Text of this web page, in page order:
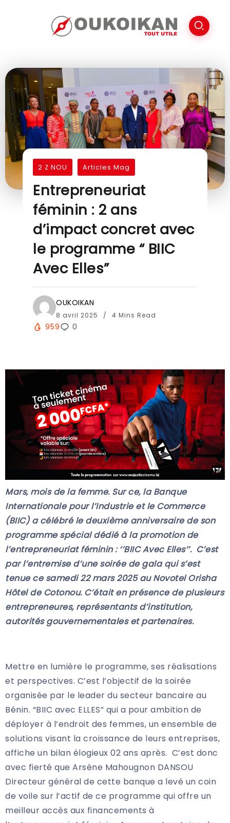
2 Z NOU Articles Mag
Entrepreneuriat
féminin : 2 ans
d’impact concret avec
le programme “ BIIC
Avec Elles”
OUKOIKAN
8 avril 2025 4 Mins Read
959 0
Mars, mois de la femme. Sur ce, la Banque
Internationale pour l’Industrie et le Commerce
(BIIC) a célébré le deuxième anniversaire de son
programme spécial dédié à la promotion de
l’entrepreneuriat féminin : ‘’BIIC Avec Elles’’. C’est
par l’entremise d’une soirée de gala qui s’est
tenue ce samedi 22 mars 2025 au Novotel Orisha
Hôtel de Cotonou. C’était en présence de plusieurs
entrepreneures, représentants d’institution,
autorités gouvernementales et partenaires.
Mettre en lumière le programme, ses réalisations
et perspectives. C’est l’objectif de la soirée
organisée par le leader du secteur bancaire au
Bénin. “BIIC avec ELLES” qui a pour ambition de
déployer à l’endroit des femmes, un ensemble de
solutions visant la croissance de leurs entreprises,
affiche un bilan élogieux 02 ans après. C’est donc
avec fierté que Arsène Mahougnon DANSOU
Directeur général de cette banque a levé un coin
de voile sur l’actif de ce programme qui offre un
meilleur accès aux financements à